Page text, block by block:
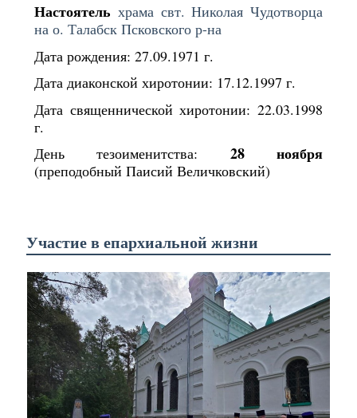
Настоятель храма свт. Николая Чудотворца
на о. Талабск Псковского р-на
Дата рождения: 27.09.1971 г.
Дата диаконской хиротонии: 17.12.1997 г.
Дата священнической хиротонии: 22.03.1998
г.
День тезоименитства: 28 ноября
(преподобный Паисий Величковский)
Участие в епархиальной жизни